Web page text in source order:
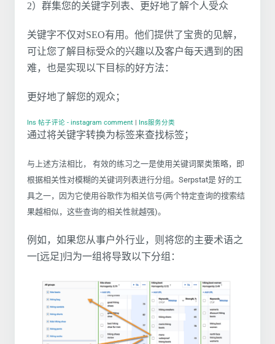
2）群集您的关键字列表、更好地了解个人受众
关键字不仅对SEO有用。他们提供了宝贵的见解，
可让您了解目标受众的兴趣以及客户每天遇到的困
难，也是实现以下目标的好方法：
更好地了解您的观众；
Ins 帖子评论 - instagram comment Ins服务分类
通过将关键字转换为标签来查找标签；
与上述方法相比， 有效的练习之一是使用关键词聚类策略，即
根据相关性对模糊的关键词列表进行分组。Serpstat是 好的工
具之一，因为它使用谷歌作为相关信号(两个特定查询的搜索结
果越相似，这些查询的相关性就越强)。
例如，如果您从事户外行业，则将您的主要术语之
一[远足]归为一组将导致以下分组：